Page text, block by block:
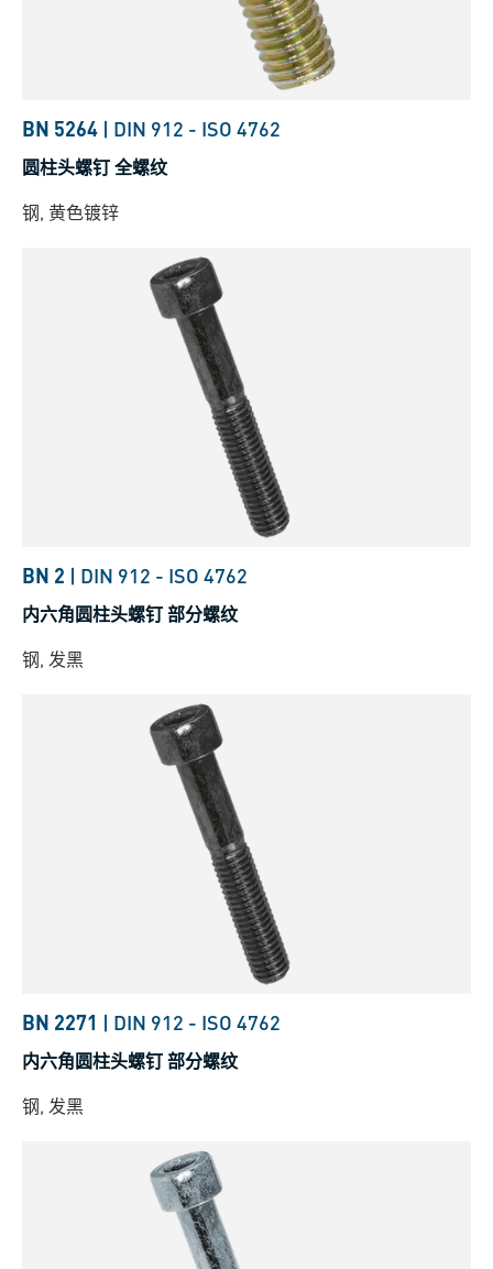
BN 5264 | DIN 912 - ISO 4762
圆柱头螺钉 全螺纹
钢, 黄色镀锌
BN 2 | DIN 912 - ISO 4762
内六角圆柱头螺钉 部分螺纹
钢, 发黑
BN 2271 | DIN 912 - ISO 4762
内六角圆柱头螺钉 部分螺纹
钢, 发黑